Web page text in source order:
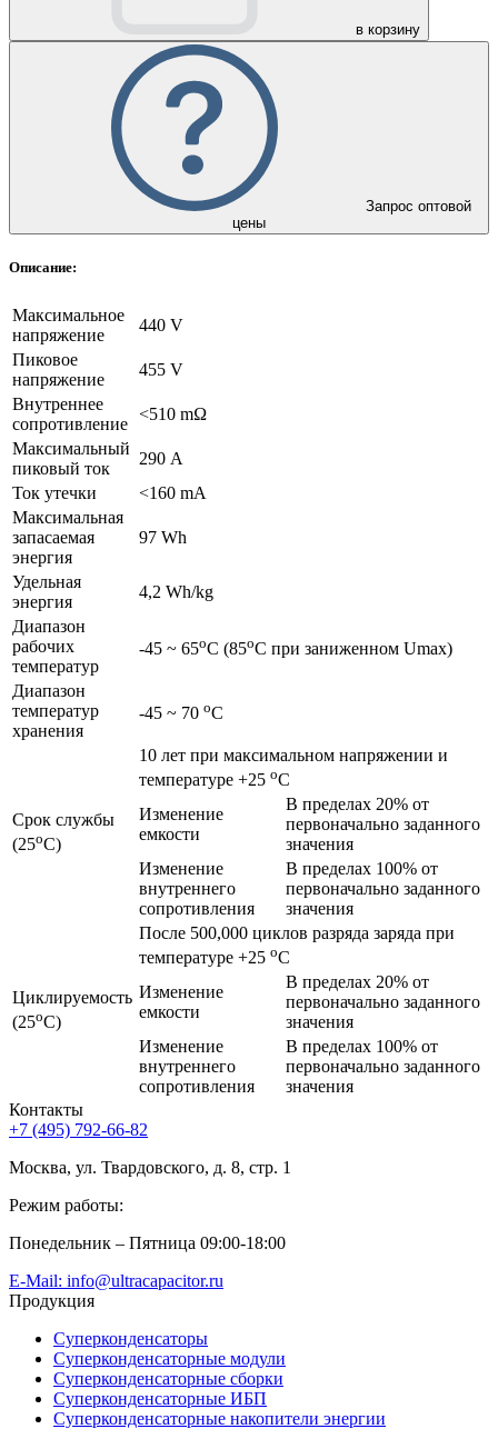
в корзину
цены
Описание:
Максимальное
напряжение
440 V
Пиковое
напряжение
455 V
Внутреннее
сопротивление
<510 mΩ
Максимальный
пиковый ток
290 А
Ток утечки
<160 mА
Максимальная
запасаемая
энергия
97 Wh
Удельная
энергия
4,2 Wh/kg
Диапазон
рабочих
температур
-45 ~ 65oC (85oC при заниженном Umax)
Диапазон
температур
хранения
-45 ~ 70 oC
Срок службы
(25oC)
10 лет при максимальном напряжении и
температуре +25 oC
Изменение
емкости
В пределах 20% от
первоначально заданного
значения
Изменение
внутреннего
сопротивления
В пределах 100% от
первоначально заданного
значения
Циклируемость
(25oC)
После 500,000 циклов разряда заряда при
температуре +25 oC
Изменение
емкости
В пределах 20% от
первоначально заданного
значения
Изменение
внутреннего
сопротивления
В пределах 100% от
первоначально заданного
значения
Контакты
+7 (495) 792-66-82
Москва, ул. Твардовского, д. 8, стр. 1
Режим работы:
Понедельник – Пятница 09:00-18:00
E-Mail: info@ultracapacitor.ru
Продукция
Суперконденсаторы
Суперконденсаторные модули
Суперконденсаторные сборки
Суперконденсаторные ИБП
Суперконденсаторные накопители энергии